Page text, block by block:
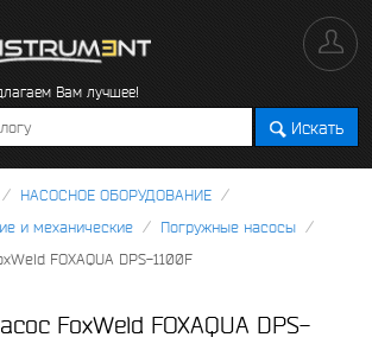
Вам лучшее!
Искать
/ НАСОСНОЕ ОБОРУДОВАНИЕ /
и механические / Погружные насосы /
FOXAQUA DPS-1100F
FoxWeld FOXAQUA DPS-